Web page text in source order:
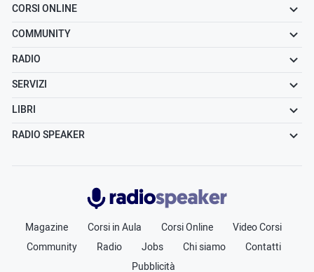
CORSI ONLINE
COMMUNITY
RADIO
SERVIZI
LIBRI
RADIO SPEAKER
Radiospeaker.it
Magazine Corsi in Aula Corsi Online
Video Corsi
Community
Radio Jobs Chi siamo
Contatti
Pubblicità